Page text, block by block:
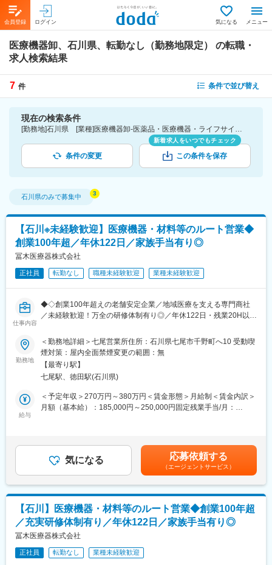
会員登録 ログイン 気になる メニュー
医療機器卸、石川県、転勤なし（勤務地限定）
の転職・
求人検索結果
7 件 条件で並び替え
現在の検索条件
[勤務地]石川県 [業種]医療機器卸-医薬品・医療機器・ライフサイエンス・医療系サービス [こだわり条件ピックアップ]転勤なし（勤務地限定） [詳細条件](募集・採用情報)転勤なし（勤務地限定）
条件の変更
新着求人をいつでもチェック
この条件を保存
石川県のみで募集中
【石川※未経験歓迎】医療機器・材料等のルート営業◆
創業100年超／年休122日／家族手当有り◎
冨木医療器株式会社
正社員 転勤なし 職種未経験歓迎 業種未経験歓迎
仕事内容
◆◇創業100年超えの老舗安定企業／地域医療を支える専門商社
／未経験歓迎！万全の研修体制有り◎／年休122日・残業20H以下
■業務内容：
病院やクリニックなどの医療機関に対し、医療機器や医療材料の
提案・販売をお任せします。
医療現場に欠かせない製品を通じて、医師や看護師をはじめとす
る医療従事者を支援し、地域医療に貢献できるやりがいのあるポ
ジションです。
医療機関へ医療材料や医療機器を納品し、円滑な医療提供をサポ
ートします。
取り扱う商材は、マスクやガーゼといった医療用消耗品から、電
気メスやエコーなどの高度医療機器まで幅広く、医療現場のニー
ズに応じた提案を行います。
（3）病院内業務：
病院内の在庫状況や滅菌期限（使用期限）の確認を行い、適切な
製品管理をサポートします。
勤務地
＜勤務地詳細＞七尾営業所住所：石川県七尾市千野町へ10 受動喫
煙対策：屋内全面禁煙変更の範囲：無
【最寄り駅】
七尾駅、徳田駅(石川県)
給与
＜予定年収＞270万円～380万円＜賃金形態＞月給制＜賃金内訳＞
月額（基本給）：185,000円～250,000円固定残業手当/月：
験・スキルによって年収は決定します。・賞与：年2回（7月・12
月）・昇給：年1回（5月）賃金はあくまでも目安の金額であり、
選考を通じて上下する可能性があります。月給(月額)は固定手当を
含めた表記です。
気になる 応募依頼する
（エージェントサービス）
【石川】医療機器・材料等のルート営業◆創業100年超
／充実研修体制有り／年休122日／家族手当有り◎
冨木医療器株式会社
正社員 転勤なし 業種未経験歓迎